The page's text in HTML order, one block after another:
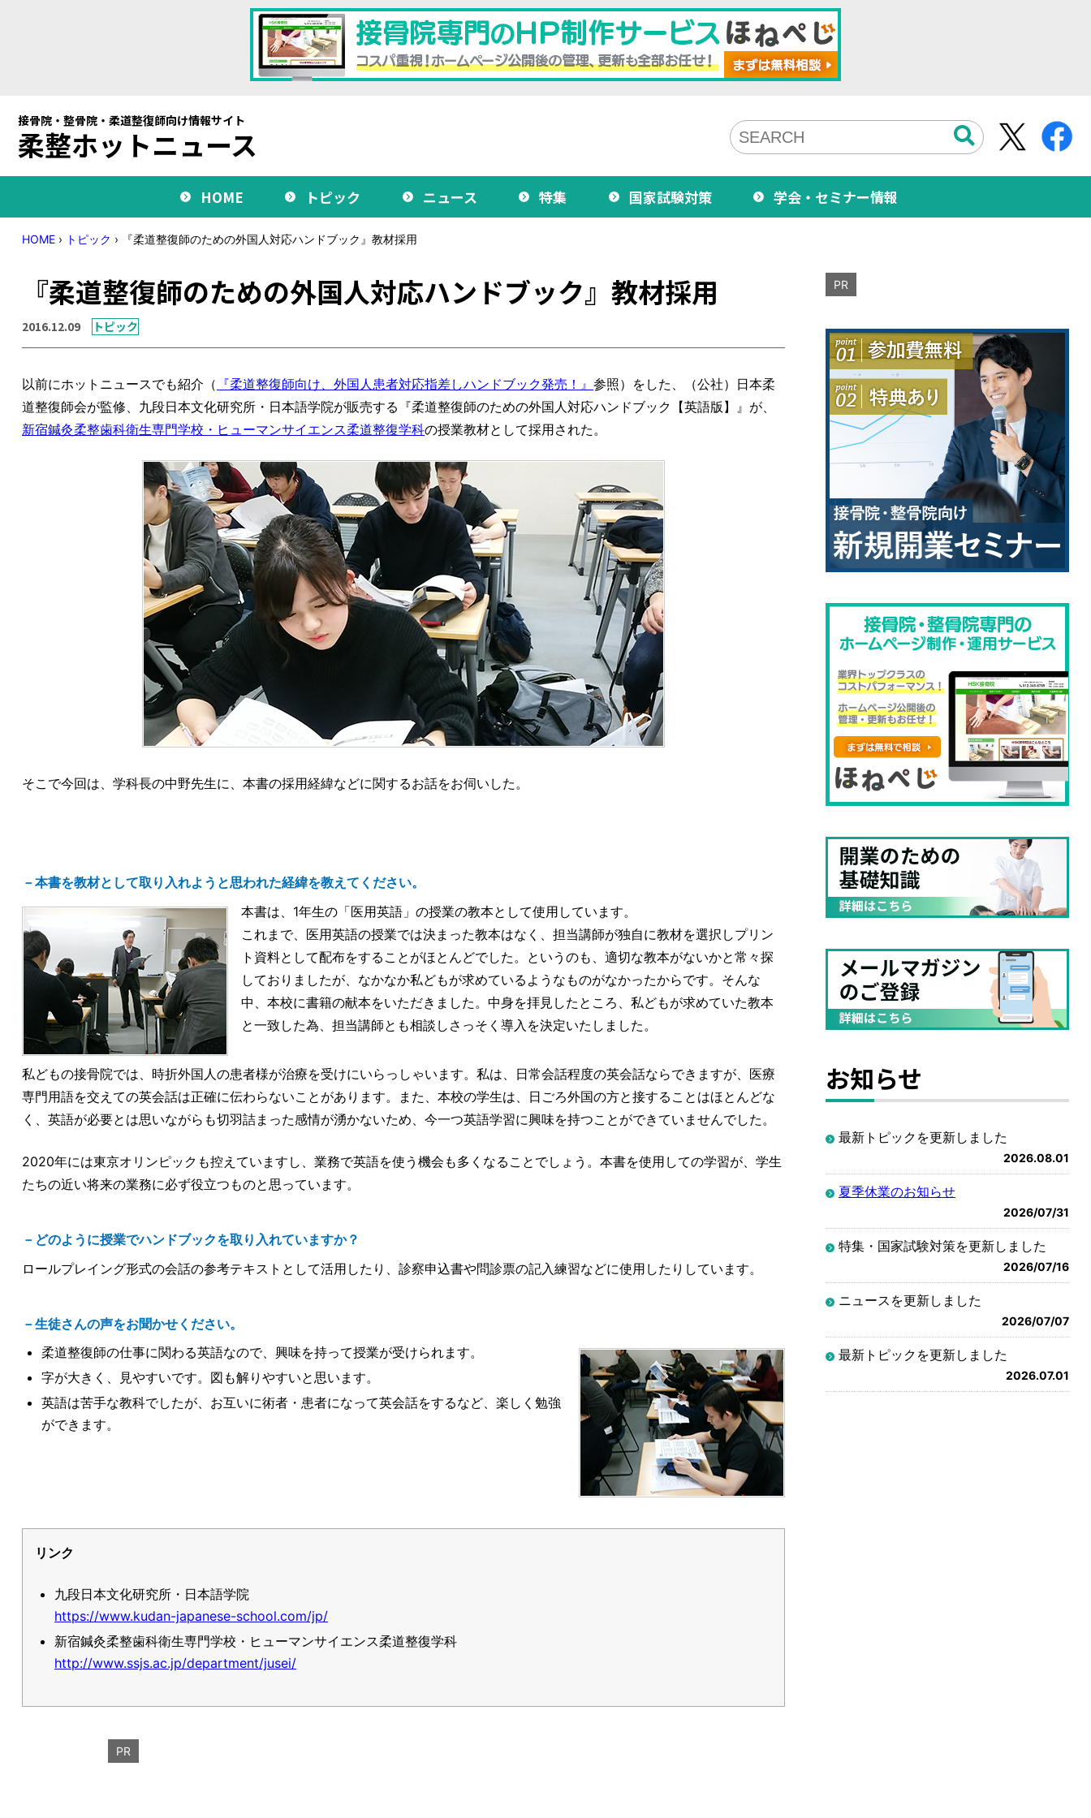
接骨院・整骨院・柔道整復師向け情報サイト
柔整ホットニュース
HOME トピック ニュース 特集 国家試験対策 学会・セミナー情報
HOME › トピック › 『柔道整復師のための外国人対応ハンドブック』教材採用
『柔道整復師のための外国人対応ハンドブック』教材採用
2016.12.09 トピック
以前にホットニュースでも紹介（ 『柔道整復師向け、外国人患者対応指差しハンドブック発売！』 参照）をした、（公社）日本柔
道整復師会が監修、九段日本文化研究所・日本語学院が販売する『柔道整復師のための外国人対応ハンドブック【英語版】』が、
新宿鍼灸柔整歯科衛生専門学校・ヒューマンサイエンス柔道整復学科の授業教材として採用された。
そこで今回は、学科長の中野先生に、本書の採用経緯などに関するお話をお伺いした。
－本書を教材として取り入れようと思われた経緯を教えてください。
本書は、1年生の「医用英語」の授業の教本として使用しています。
これまで、医用英語の授業では決まった教本はなく、担当講師が独自に教材を選択しプリン
ト資料として配布をすることがほとんどでした。というのも、適切な教本がないかと常々探
しておりましたが、なかなか私どもが求めているようなものがなかったからです。そんな
中、本校に書籍の献本をいただきました。中身を拝見したところ、私どもが求めていた教本
と一致した為、担当講師とも相談しさっそく導入を決定いたしました。
私どもの接骨院では、時折外国人の患者様が治療を受けにいらっしゃいます。私は、日常会話程度の英会話ならできますが、医療
専門用語を交えての英会話は正確に伝わらないことがあります。また、本校の学生は、日ごろ外国の方と接することはほとんどな
く、英語が必要とは思いながらも切羽詰まった感情が湧かないため、今一つ英語学習に興味を持つことができていませんでした。
2020年には東京オリンピックも控えていますし、業務で英語を使う機会も多くなることでしょう。本書を使用しての学習が、学生
たちの近い将来の業務に必ず役立つものと思っています。
－どのように授業でハンドブックを取り入れていますか？
ロールプレイング形式の会話の参考テキストとして活用したり、診察申込書や問診票の記入練習などに使用したりしています。
－生徒さんの声をお聞かせください。
柔道整復師の仕事に関わる英語なので、興味を持って授業が受けられます。
字が大きく、見やすいです。図も解りやすいと思います。
英語は苦手な教科でしたが、お互いに術者・患者になって英会話をするなど、楽しく勉強
ができます。
リンク
九段日本文化研究所・日本語学院
https://www.kudan-japanese-school.com/jp/
新宿鍼灸柔整歯科衛生専門学校・ヒューマンサイエンス柔道整復学科
http://www.ssjs.ac.jp/department/jusei/
PR
PR
お知らせ
最新トピックを更新しました
2026.08.01
夏季休業のお知らせ
2026/07/31
特集・国家試験対策を更新しました
2026/07/16
ニュースを更新しました
2026/07/07
最新トピックを更新しました
2026.07.01